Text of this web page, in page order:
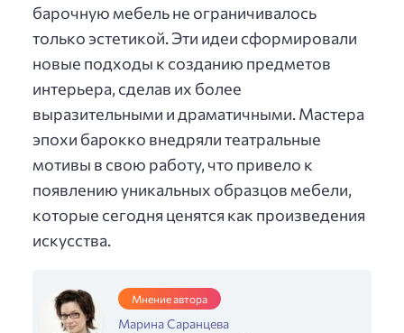
барочную мебель не ограничивалось
только эстетикой. Эти идеи сформировали
новые подходы к созданию предметов
интерьера, сделав их более
выразительными и драматичными. Мастера
эпохи барокко внедряли театральные
мотивы в свою работу, что привело к
появлению уникальных образцов мебели,
которые сегодня ценятся как произведения
искусства.
Мнение автора
Марина Саранцева